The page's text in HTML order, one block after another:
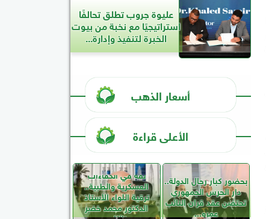
عليوة جروب تطلق تحالفًا
استراتيجيًا مع نخبة من بيوت
الخبرة لتنفيذ وإدارة...
أسعار الذهب
الأعلى قراءة
بحضور كبار رجال الدولة..
دار الحرس الجمهوري
تحتضن عقد قران النائب
عمرو...
ثقة في الكفاءات
العسكرية والطبية..
ترقية اللواء الأستاذ
الدكتور محمد خضر